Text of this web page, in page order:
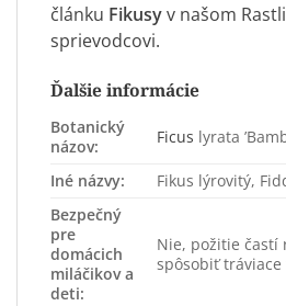
článku Fikusyv našom
sprievodcovi.
Ďalšie informácie
Botanický
názov:
Ficus lyrata
Iné názvy:
Fikus lýrovitý,
Bezpečný
pre
domácich
miláčikov a
deti:
Nie, požitie častí
spôsobiť tráviace